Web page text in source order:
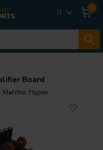
IT
0
Board
Marchio: Hypex